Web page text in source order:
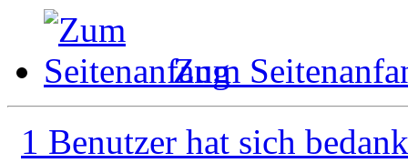
Zum
1 Benutzer hat sich